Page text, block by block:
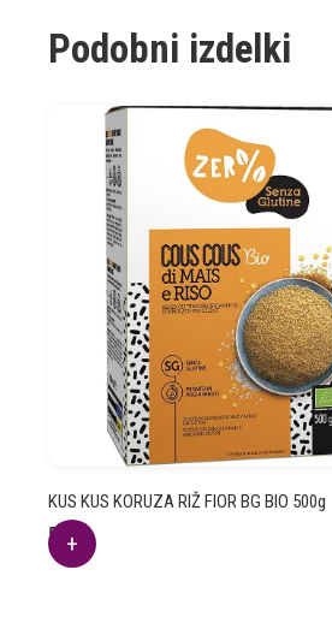
Podobni izdelki
KUS KUS KORUZA RIŽ FIOR BG BIO 500g
5.69
€